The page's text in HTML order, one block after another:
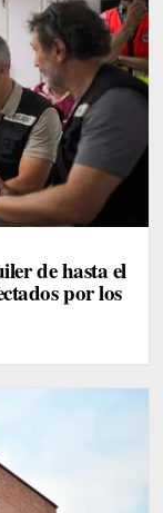
de hasta el
por los